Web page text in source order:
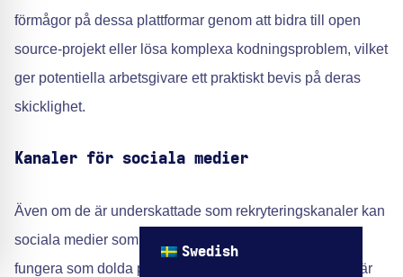
förmågor på dessa plattformar genom att bidra till open
source-projekt eller lösa komplexa kodningsproblem, vilket
ger potentiella arbetsgivare ett praktiskt bevis på deras
skicklighet.
Kanaler för sociala medier
Även om de är underskattade som rekryteringskanaler kan
sociala medier som Facebook-grupper eller Twitter
fungera som dolda pärlor för att hitta Vue.
när
Swedish